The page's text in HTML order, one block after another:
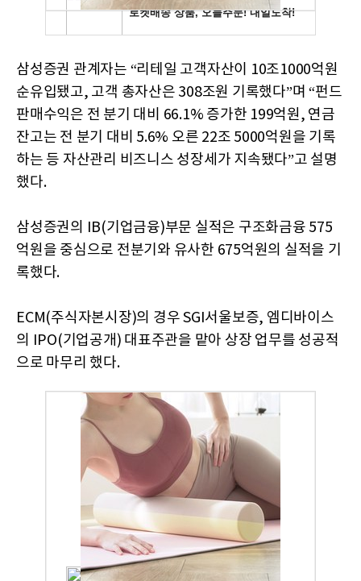
삼성증권 관계자는 “리테일 고객자산이 10조1000억원
순유입됐고, 고객 총자산은 308조원 기록했다”며 “펀드
판매수익은 전 분기 대비 66.1% 증가한 199억원, 연금
잔고는 전 분기 대비 5.6% 오른 22조 5000억원을 기록
하는 등 자산관리 비즈니스 성장세가 지속됐다”고 설명
했다.
삼성증권의 IB(기업금융)부문 실적은 구조화금융 575
억원을 중심으로 전분기와 유사한 675억원의 실적을 기
록했다.
ECM(주식자본시장)의 경우 SGI서울보증, 엠디바이스
의 IPO(기업공개) 대표주관을 맡아 상장 업무를 성공적
으로 마무리 했다.